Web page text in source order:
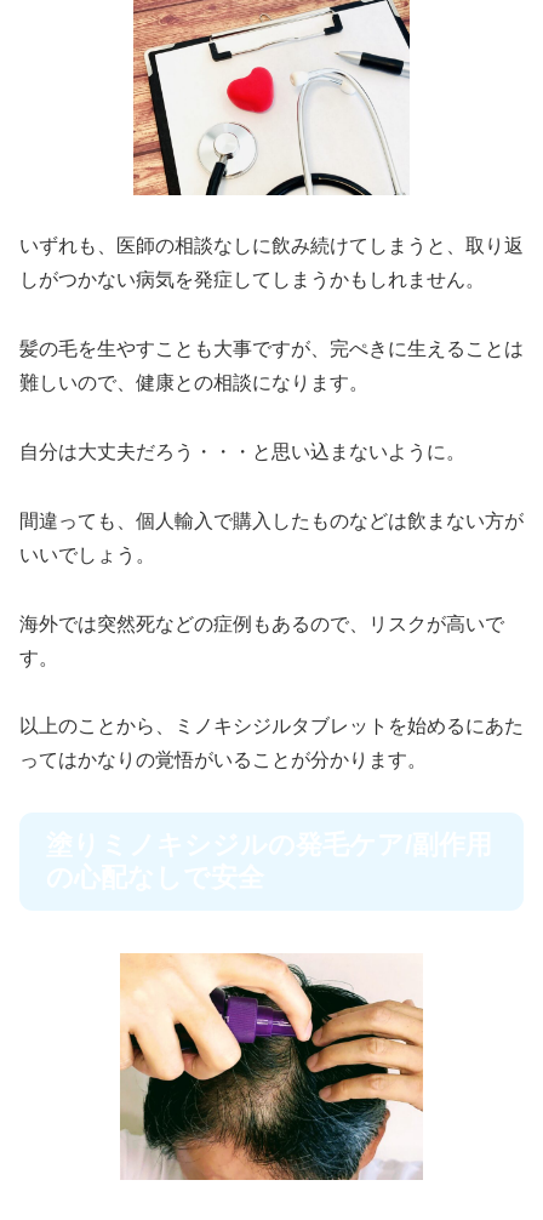
いずれも、医師の相談なしに飲み続けてしまうと、取り返
しがつかない病気を発症してしまうかもしれません。
髪の毛を生やすことも大事ですが、完ぺきに生えることは
難しいので、健康との相談になります。
自分は大丈夫だろう・・・と思い込まないように。
間違っても、個人輸入で購入したものなどは飲まない方が
いいでしょう。
海外では突然死などの症例もあるので、リスクが高いで
す。
以上のことから、ミノキシジルタブレットを始めるにあた
ってはかなりの覚悟がいることが分かります。